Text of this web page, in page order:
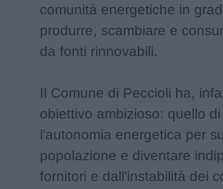
comunità energetiche in
produrre, scambiare e
da fonti rinnovabili.
Il Comune di Peccioli ha,
obiettivo ambizioso: quello
l'autonomia energetica per
popolazione e diventare
fornitori e dall'instabilità dei